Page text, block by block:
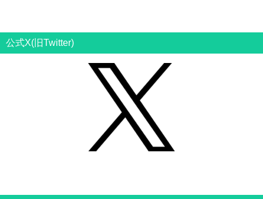
公式X(旧Twitter)